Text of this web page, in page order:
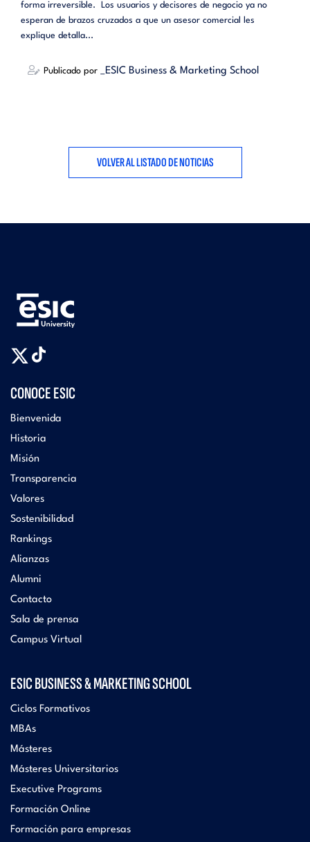
forma irreversible. Los usuarios y decisores de negocio ya no
esperan de brazos cruzados a que un asesor comercial les
explique detalla...
Publicado por _ESIC Business & Marketing School
VOLVER AL LISTADO DE NOTICIAS
CONOCE ESIC
Bienvenida
Historia
Misión
Transparencia
Valores
Sostenibilidad
Rankings
Alianzas
Alumni
Contacto
Sala de prensa
Campus Virtual
ESIC BUSINESS & MARKETING SCHOOL
Ciclos Formativos
MBAs
Másteres
Másteres Universitarios
Executive Programs
Formación Online
Formación para empresas